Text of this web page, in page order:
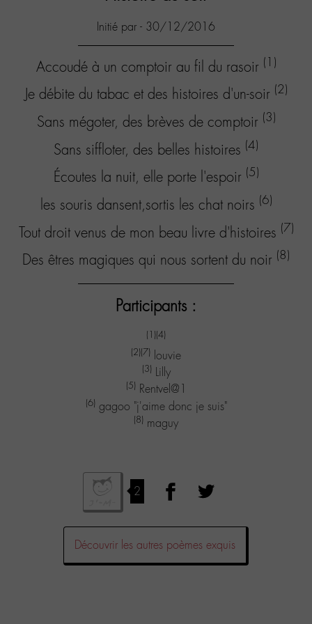
Initié par - 30/12/2016
Accoudé à un comptoir au fil du rasoir (1)
Je débite du tabac et des histoires d'un-soir (2)
Sans mégoter, des brèves de comptoir (3)
Sans siffloter, des belles histoires (4)
Écoutes la nuit, elle porte l'espoir (5)
les souris dansent,sortis les chat noirs (6)
Tout droit venus de mon beau livre d'histoires (7)
Des êtres magiques qui nous sortent du noir (8)
Participants :
(1)(4)
(2)(7) louvie
(3) Lilly
(5) Rentvel@1
(6) gagoo "j'aime donc je suis"
(8) maguy
2
Découvrir les autres poèmes exquis